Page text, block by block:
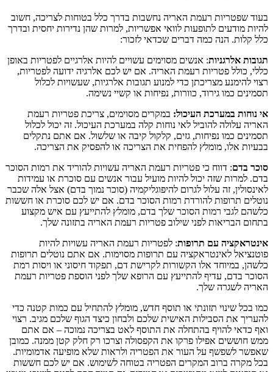
בעוד שפטריות רעמת האריה נחשבות בדרך כלל בטוחות לצריכה, חשוב
להיות מודעים לתופעות לוואי אפשריות, למרות שהן נדירות יחסית ובדרך
כלל קלות. הנה כמה דברים שכדאי לזכור:
תגובות אלרגניות: אנשים מסוימים עשויים להיות אלרגיים לפטריות באופן
כללי, כולל פטריות רעמת האריה. אם יש לכם אלרגיה ידועה לפטריות,
רצוי להימנע מצריכתן כדי למנוע תגובות אלרגיות, שעשויות לכלול
תסמינים כמו גירוד, כוורות, נפיחות או קשיי נשימה.
אי נוחות במערכת העיכול: במקרים מסוימים, צריכת פטריות רעמת
האריה עלולה להוביל לאי נוחות קלה במערכת העיכול. זה יכול לכלול
תסמינים כמו נפיחות, גזים, קלקול קיבה או שלשול. אם אתם נתקלים
בבעיות אלו, מומלץ להפחית את הצריכה או להפסיק את הצריכה.
סוכר בדם: דווח כי פטריות רעמת האריה עשויות להוריד את רמות הסוכר
בדם. למרות שזה יכול להיות מועיל עבור אנשים עם סוכרת או עמידות
לאינסולין, זה עלול לגרום להיפוגליקמיה (סוכר נמוך בדם) אצל אלה שכבר
נוטלים תרופות להורדת רמות הסוכר בדם. אם יש לכם סוכרת או חששות
כלשהם לגבי רמות הסוכר שלך בדם, מומלץ להתייעץ עם איש מקצוע
בתחום הבריאות לפני שילוב פטריות רעמת האריה בתזונה שלך.
אינטראקציה עם תרופות: לפטריות רעמת האריה עשויות להיות
פוטנציאל לאינטראקציה עם תרופות מסוימות. אם אתם נוטלים תרופות
כלשהן, במיוחד אלו הקשורות לקרישת דם, תפקוד חיסוני או ויסות רמת
הסוכר בדם, עדיף להתייעץ עם הרופא שלך לפני הוספת פטריות רעמת
האריה לשגרה שלך.
כמו בכל שינוי תזונתי או תוסף חדש, מומלץ להתחיל עם כמות קטנה כדי
להעריך את הסבילות האישית שלכם ולבחון כיצד הגוף שלכם מגיב. רצוי
ואף כדאי להויף בהתחלה את התוסף לאט בצריכה נמוכה – אם אתם
ממש חוששים אפילו פרקו את הקפסולה וצרכו רק חלק קטן ממנה. כמובן
שאפשר לשפשף על העור את הפטריה ולראות שלא מופיעה אדמומיות.
בכל מקרה ברוב המקרים הפטריה בטוחה לשימוש. אם יש לכם חששות